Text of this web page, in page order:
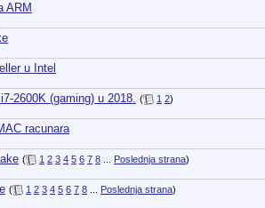
ARM
u Intel
2600K (gaming) u 2018. ( 1 2)
racunara
( 1 2 3 4 5 6 7 8... Poslednja strana)
( 1 2 3 4 5 6 7 8... Poslednja strana)